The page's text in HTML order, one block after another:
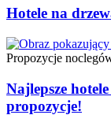
Hotele na
Propozycje
Najlepsze
propozycje!